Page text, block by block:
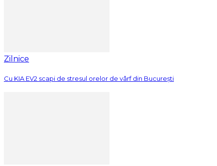
Zilnice
Cu KIA EV2 scapi de stresul orelor de vârf din București